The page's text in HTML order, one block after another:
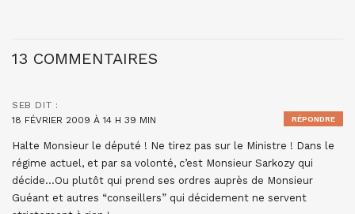
13 COMMENTAIRES
SEB DIT :
18 FÉVRIER 2009 À 14 H 39 MIN
Halte Monsieur le député ! Ne tirez pas sur le Ministre ! Dans le
régime actuel, et par sa volonté, c’est Monsieur Sarkozy qui
décide…Ou plutôt qui prend ses ordres auprès de Monsieur
Guéant et autres “conseillers” qui décidement ne servent
RÉPONDRE